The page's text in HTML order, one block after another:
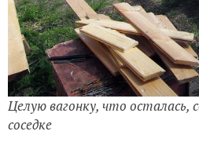
Целую вагонку, что осталась,
соседке